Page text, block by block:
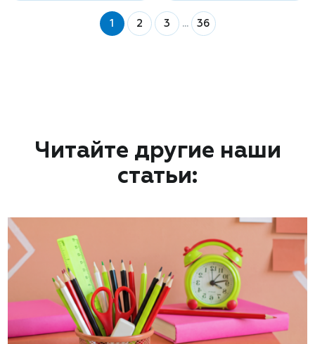
1 2 3 ... 36
Читайте другие наши
статьи: